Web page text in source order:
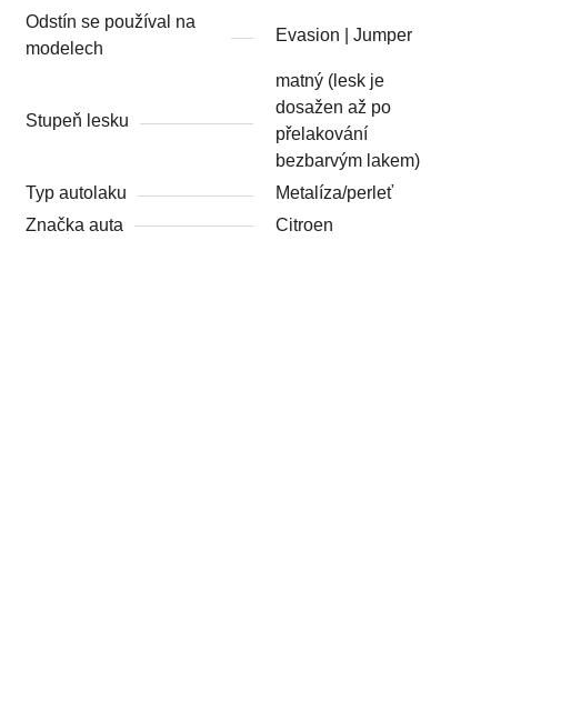
Odstín se používal na
modelech
Evasion | Jumper
Stupeň lesku
matný (lesk je
dosažen až po
přelakování
bezbarvým lakem)
Typ autolaku
Metalíza/perleť
Značka auta
Citroen